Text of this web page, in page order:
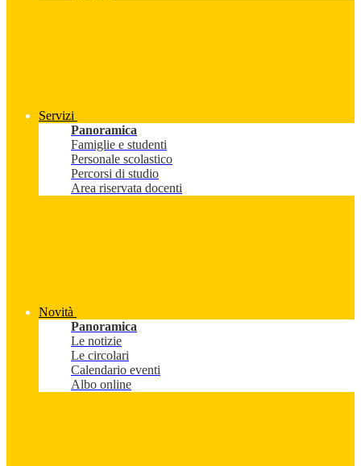
Servizi
Panoramica
Famiglie e studenti
Personale scolastico
Percorsi di studio
Area riservata docenti
Novità
Panoramica
Le notizie
Le circolari
Calendario eventi
Albo online